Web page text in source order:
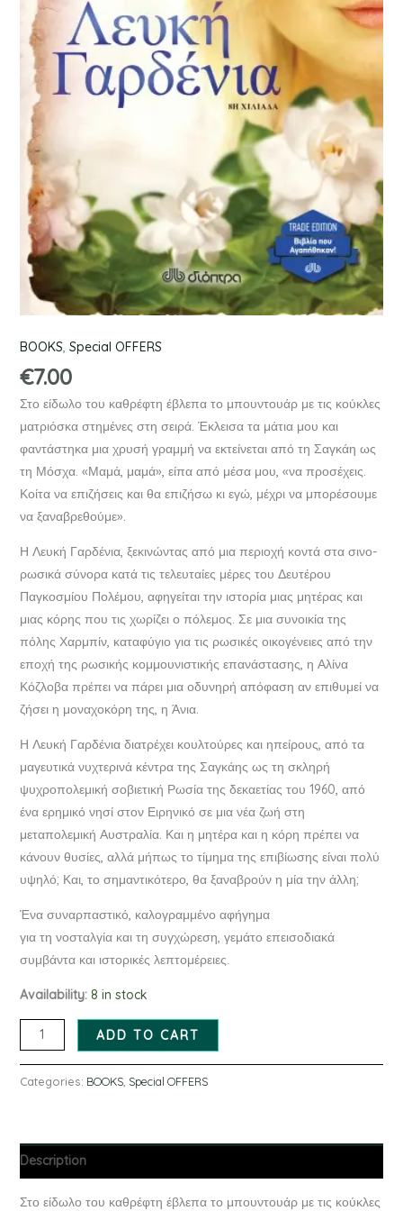
BOOKS, Special OFFERS
€7.00
Στο είδωλο του καθρέφτη έβλεπα το μπουντουάρ με τις κούκλες
ματριόσκα στημένες στη σειρά. Έκλεισα τα μάτια μου και
φαντάστηκα μια χρυσή γραμμή να εκτείνεται από τη Σαγκάη ως
τη Μόσχα. «Μαμά, μαμά», είπα από μέσα μου, «να προσέχεις.
Κοίτα να επιζήσεις και θα επιζήσω κι εγώ, μέχρι να μπορέσουμε
να ξαναβρεθούμε».
Η Λευκή Γαρδένια, ξεκινώντας από μια περιοχή κοντά στα σινο-
ρωσικά σύνορα κατά τις τελευταίες μέρες του Δευτέρου
Παγκοσμίου Πολέμου, αφηγείται την ιστορία μιας μητέρας και
μιας κόρης που τις χωρίζει ο πόλεμος. Σε μια συνοικία της
πόλης Χαρμπίν, καταφύγιο για τις ρωσικές οικογένειες από την
εποχή της ρωσικής κομμουνιστικής επανάστασης, η Αλίνα
Κόζλοβα πρέπει να πάρει μια οδυνηρή απόφαση αν επιθυμεί να
ζήσει η μοναχοκόρη της, η Άνια.
Η Λευκή Γαρδένια διατρέχει κουλτούρες και ηπείρους, από τα
μαγευτικά νυχτερινά κέντρα της Σαγκάης ως τη σκληρή
ψυχροπολεμική σοβιετική Ρωσία της δεκαετίας του 1960, από
ένα ερημικό νησί στον Ειρηνικό σε μια νέα ζωή στη
μεταπολεμική Αυστραλία. Και η μητέρα και η κόρη πρέπει να
κάνουν θυσίες, αλλά μήπως το τίμημα της επιβίωσης είναι πολύ
υψηλό; Και, το σημαντικότερο, θα ξαναβρούν η μία την άλλη;
Ένα συναρπαστικό, καλογραμμένο αφήγημα
για τη νοσταλγία και τη συγχώρεση, γεμάτο επεισοδιακά
συμβάντα και ιστορικές λεπτομέρειες.
Availability: 8 in stock
ADD TO CART
Categories: BOOKS, Special OFFERS
Description
Στο είδωλο του καθρέφτη έβλεπα το μπουντουάρ με τις κούκλες